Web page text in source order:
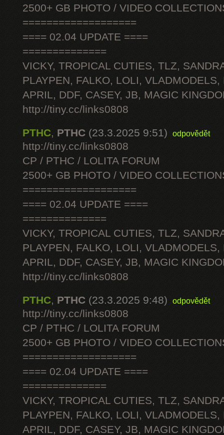
2500+ GB PHOTO / VIDEO
===================
==== 02.04 UPDATE ====
==============
VICKY, TROPICAL CUTIES, TLZ,
PLAYPEN, FALKO, LOLI, VLADMODELS,
APRIL, DDF, CASEY, JB, MAGIC
http://tiny.cc/links0808
PTHC, PTHC (23.3.2025 9:51) odpovědět
http://tiny.cc/links0808
CP / PTHC / LOLITA FORUM
2500+ GB PHOTO / VIDEO
===================
==== 02.04 UPDATE ====
==============
VICKY, TROPICAL CUTIES, TLZ,
PLAYPEN, FALKO, LOLI, VLADMODELS,
APRIL, DDF, CASEY, JB, MAGIC
http://tiny.cc/links0808
PTHC, PTHC (23.3.2025 9:48) odpovědět
http://tiny.cc/links0808
CP / PTHC / LOLITA FORUM
2500+ GB PHOTO / VIDEO
===================
==== 02.04 UPDATE ====
==============
VICKY, TROPICAL CUTIES, TLZ,
PLAYPEN, FALKO, LOLI, VLADMODELS,
APRIL, DDF, CASEY, JB, MAGIC